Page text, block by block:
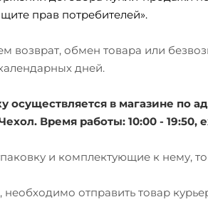
прав потребителей».
возврат, обмен товара или
дней.
осуществляется в магазине по
Время работы: 10:00 - 19:50,
и комплектующие к нему,
необходимо отправить товар